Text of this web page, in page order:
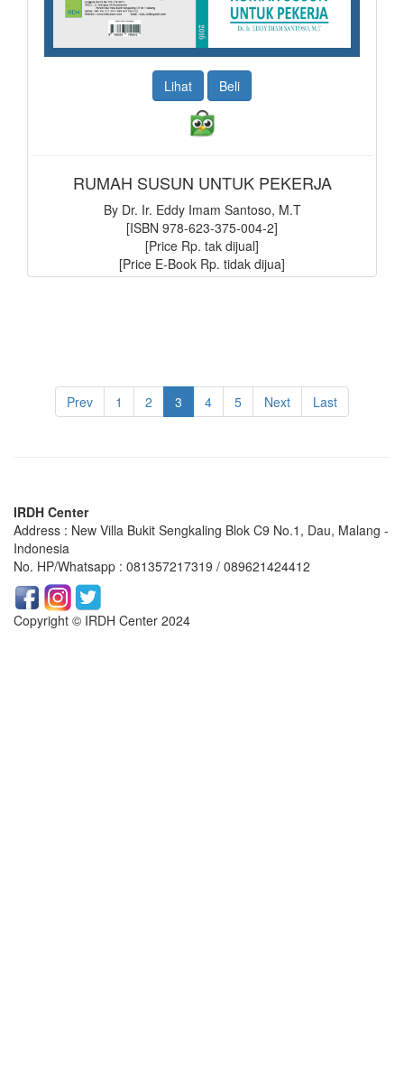
Lihat Beli
RUMAH SUSUN UNTUK PEKERJA
By Dr. Ir. Eddy Imam Santoso, M.T
[ISBN 978-623-375-004-2]
[Price Rp. tak dijual]
[Price E-Book Rp. tidak dijua]
Prev 1 2 3 4 5 Next Last
IRDH Center
Address : New Villa Bukit Sengkaling Blok C9 No.1, Dau, Malang -
Indonesia
No. HP/Whatsapp : 081357217319 / 089621424412
Copyright © IRDH Center 2024